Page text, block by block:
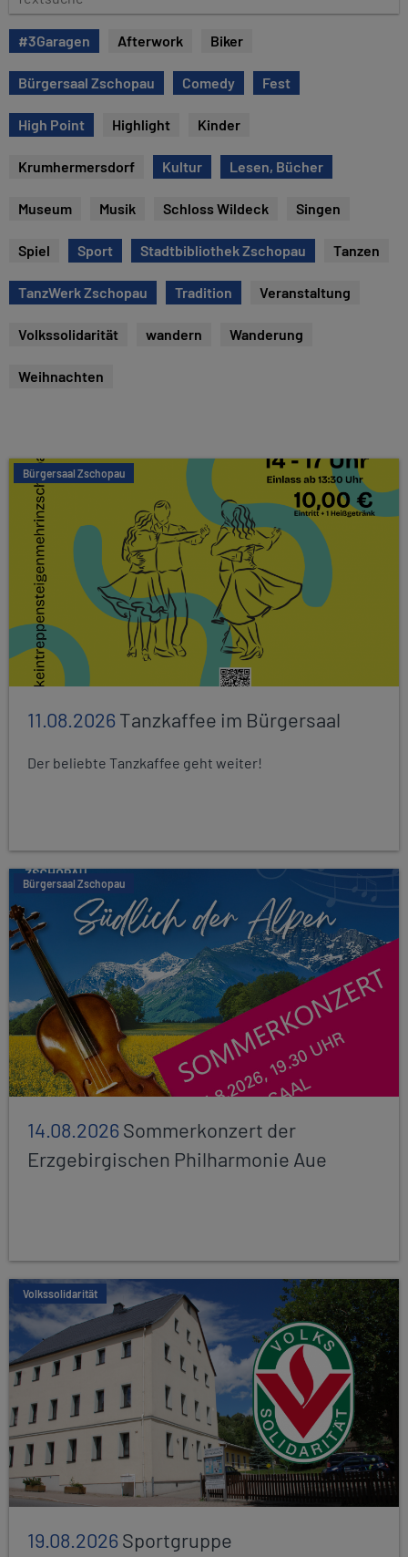
e
x
t
s
u
c
#3Garagen Afterwork Biker
Bürgersaal Zschopau Comedy Fest
High Point Highlight Kinder
Krumhermersdorf Kultur Lesen, Bücher
Museum Musik Schloss Wildeck Singen
Spiel Sport Stadtbibliothek Zschopau Tanzen
TanzWerk Zschopau Tradition Veranstaltung
Volkssolidarität wandern Wanderung
Weihnachten
Bürgersaal Zschopau
11.08.2026Tanzkaffee im Bürgersaal
Der beliebte Tanzkaffee geht weiter!
Bürgersaal Zschopau
14.08.2026Sommerkonzert der
Erzgebirgischen Philharmonie Aue
Volkssolidarität
19.08.2026Sportgruppe